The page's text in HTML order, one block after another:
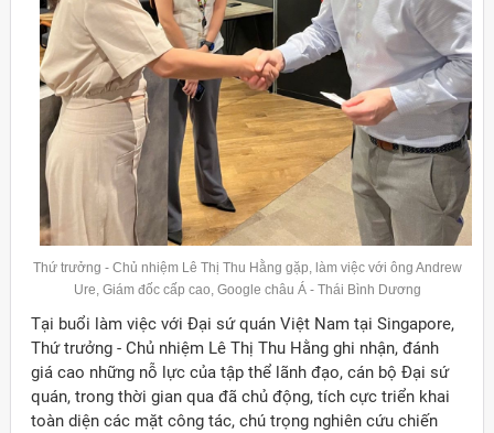
Thứ trưởng - Chủ nhiệm Lê Thị Thu Hằng gặp, làm việc với ông Andrew
Ure, Giám đốc cấp cao, Google châu Á - Thái Bình Dương
Tại buổi làm việc với Đại sứ quán Việt Nam tại Singapore,
Thứ trưởng - Chủ nhiệm Lê Thị Thu Hằng ghi nhận, đánh
giá cao những nỗ lực của tập thể lãnh đạo, cán bộ Đại sứ
quán, trong thời gian qua đã chủ động, tích cực triển khai
toàn diện các mặt công tác, chú trọng nghiên cứu chiến